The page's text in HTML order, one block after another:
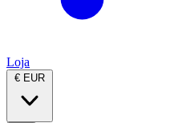
Loja
€ EUR